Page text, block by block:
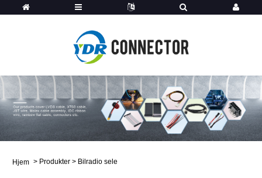
Hjem > Produkter > Bilradio sele